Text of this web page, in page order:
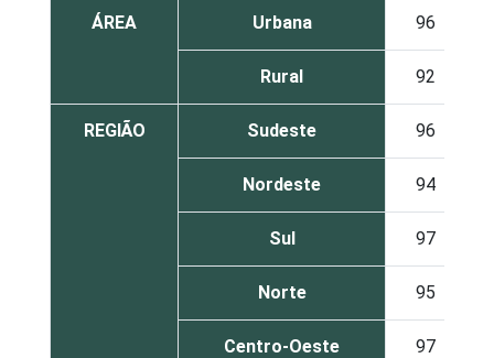
ÁREA Urbana 96
Rural 92
REGIÃO Sudeste 96
Nordeste 94
Sul 97
Norte 95
Centro-Oeste 97